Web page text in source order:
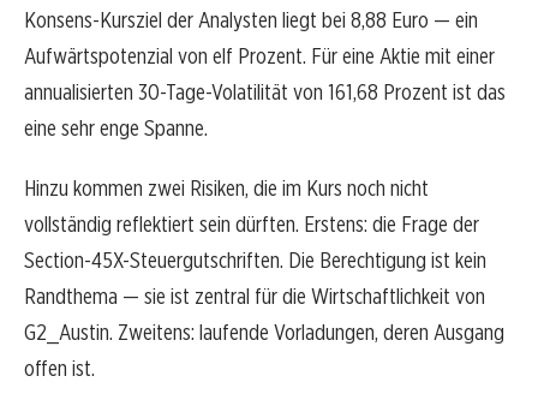
Konsens-Kursziel der Analysten liegt bei 8,88 Euro — ein
Aufwärtspotenzial von elf Prozent. Für eine Aktie mit einer
annualisierten 30-Tage-Volatilität von 161,68 Prozent ist das
eine sehr enge Spanne.
Hinzu kommen zwei Risiken, die im Kurs noch nicht
vollständig reflektiert sein dürften. Erstens: die Frage der
Section-45X-Steuergutschriften. Die Berechtigung ist kein
Randthema — sie ist zentral für die Wirtschaftlichkeit von
G2_Austin. Zweitens: laufende Vorladungen, deren Ausgang
offen ist.